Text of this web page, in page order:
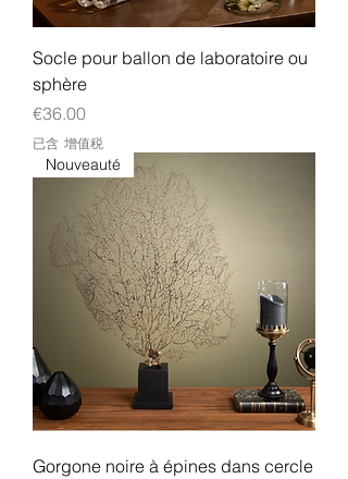
Socle pour ballon de laboratoire ou
sphère
價格
€36.00
已含 增值税
Nouveauté
Gorgone noire à épines dans cercle